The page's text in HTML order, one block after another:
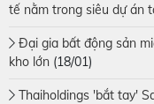
tế nằm trong siêu dự án
Đại gia bất động sản
kho lớn (18/01)
Thaiholdings 'bắt tay'